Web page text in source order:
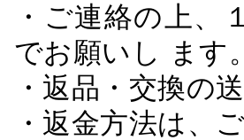
・ご連絡の上
でお願いし ます。
・返品・交換の
・返金方法は、